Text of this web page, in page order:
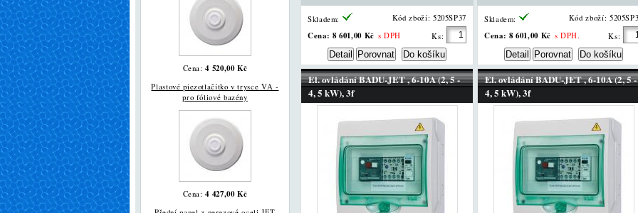
Cena:4 520,00 Kč
Plastové piezotlačítko v trysce VA -
pro fóliové bazény
Cena:4 427,00 Kč
Skladem: Kód zboží: 5205SP37
Cena: 8 601,00 Kč s DPH Ks:
Skladem: Kód zboží:
Cena: 8 601,00 Kč s DPH. Ks:
El. ovládání BADU-JET , 6-10A (2, 5 -
4, 5 kW), 3f
El. ovládání BADU-JET , 6-10A (2, 5 -
4, 5 kW), 3f